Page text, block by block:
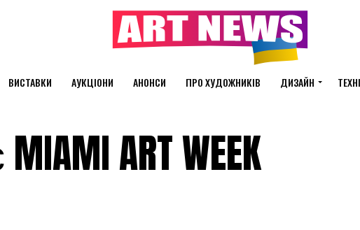
ВИСТАВКИ АУКЦІОНИ АНОНСИ ПРО ХУДОЖНИКІВ ДИЗАЙН
ART WEEK